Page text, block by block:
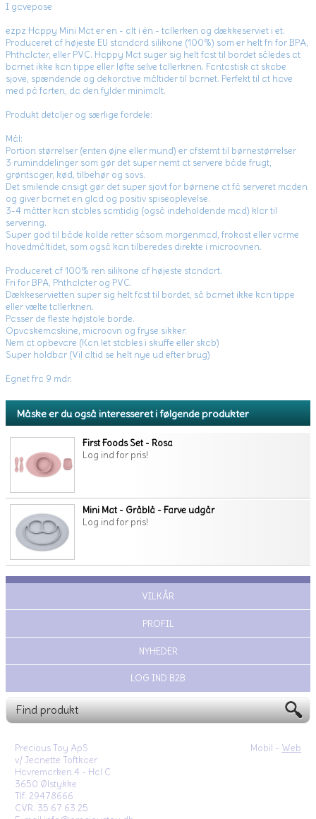
I gavepose
ezpz Happy Mini Mat er en - alt i én - tallerken og dækkeserviet i et.
Produceret af højeste EU standard silikone (100%) som er helt fri for BPA,
Phthalater, eller PVC. Happy Mat suger sig helt fast til bordet således at
barnet ikke kan tippe eller løfte selve tallerknen. Fantastisk at skabe
sjove, spændende og dekorative måltider til barnet. Perfekt til at have
med på farten, da den fylder minimalt.
Produkt detaljer og særlige fordele:
Mål:
Portion størrelser (enten øjne eller mund) er afstemt til børnestørrelser
3 ruminddelinger som gør det super nemt at servere både frugt,
grøntsager, kød, tilbehør og sovs.
Det smilende ansigt gør det super sjovt for børnene at få serveret maden
og giver barnet en glad og positiv spiseoplevelse.
3-4 måtter kan stables samtidig (også indeholdende mad) klar til
servering.
Super god til både kolde retter såsom morgenmad, frokost eller varme
hovedmåltidet, som også kan tilberedes direkte i microovnen.
Produceret af 100% ren silikone af højeste standart.
Fri for BPA, Phthalater og PVC.
Dækkeservietten super sig helt fast til bordet, så barnet ikke kan tippe
eller vælte tallerknen.
Passer de fleste højstole borde.
Opvaskemaskine, microovn og fryse sikker.
Nem at opbevare (Kan let stables i skuffe eller skab)
Super holdbar (Vil altid se helt nye ud efter brug)
Egnet fra 9 mdr.
Måske er du også interesseret i følgende produkter
First Foods Set - Rosa
Log ind for pris!
Mini Mat - Gråblå - Farve udgår
Log ind for pris!
VILKÅR
PROFIL
NYHEDER
LOG IND B2B
Mobil - Web
Precious Toy ApS
v/ Jeanette Toftkaer
Havremarken 4 - Hal C
3650 Ølstykke
Tlf. 29478666
CVR. 35 67 63 25